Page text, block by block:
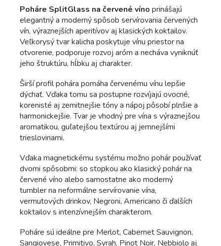
Poháre SplitGlass na červené víno prinášajú
elegantný a moderný spôsob servírovania červených
vín, výraznejších aperitívov aj klasických koktailov.
Veľkorysý tvar kalicha poskytuje vínu priestor na
otvorenie, podporuje rozvoj aróm a necháva vyniknúť
jeho štruktúru, hĺbku aj charakter.
Širší profil pohára pomáha červenému vínu lepšie
dýchať. Vďaka tomu sa postupne rozvíjajú ovocné,
korenisté aj zemitnejšie tóny a nápoj pôsobí plnšie a
harmonickejšie. Tvar je vhodný pre vína s výraznejšou
aromatikou, guľatejšou textúrou aj jemnejšími
trieslovinami.
Vďaka magnetickému systému možno pohár používať
dvomi spôsobmi: so stopkou ako klasický pohár na
červené víno alebo samostatne ako moderný
tumbler na neformálne servírovanie vína,
vermutových drinkov, Negroni, Americano či ďalších
koktailov s intenzívnejším charakterom.
Poháre sú ideálne pre Merlot, Cabernet Sauvignon,
Sangiovese, Primitivo, Syrah, Pinot Noir, Nebbiolo aj